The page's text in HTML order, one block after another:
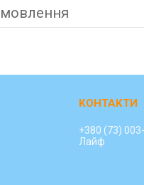
+380 (73)
Лайф